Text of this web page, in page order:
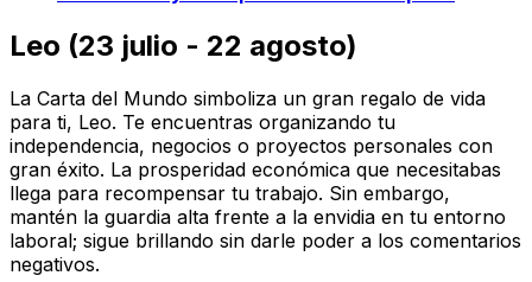
Leo (23 julio - 22 agosto)
La Carta del Mundo simboliza un gran regalo de vida
para ti, Leo. Te encuentras organizando tu
independencia, negocios o proyectos personales con
gran éxito. La prosperidad económica que necesitabas
llega para recompensar tu trabajo. Sin embargo,
mantén la guardia alta frente a la envidia en tu entorno
laboral; sigue brillando sin darle poder a los comentarios
negativos.